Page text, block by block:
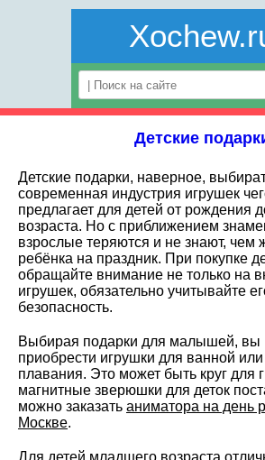
Детские
Детские подарки, наверное,
современная индустрия игрушек
предлагает для детей от рождения
возраста. Но с приближением
взрослые теряются и не знают, чем
ребёнка на праздник. При покупке
обращайте внимание не только на
игрушек, обязательно учитывайте
безопасность.
Выбирая подарки для малышей, вы
приобрести игрушки для ванной
плавания. Это может быть круг для
магнитные зверюшки для деток
можно заказать аниматора на день
Москве.
Для детей младшего возраста